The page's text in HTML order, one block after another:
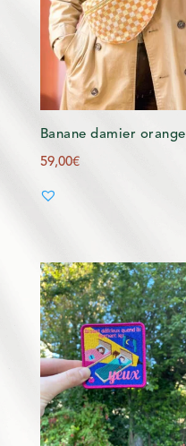
Banane damier orange
59,00€